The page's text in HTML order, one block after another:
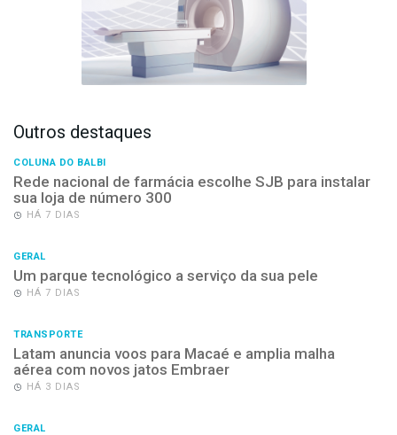
Outros destaques
COLUNA DO BALBI
Rede nacional de farmácia escolhe SJB para instalar
sua loja de número 300
HÁ 7 DIAS
GERAL
Um parque tecnológico a serviço da sua pele
HÁ 7 DIAS
TRANSPORTE
Latam anuncia voos para Macaé e amplia malha
aérea com novos jatos Embraer
HÁ 3 DIAS
GERAL